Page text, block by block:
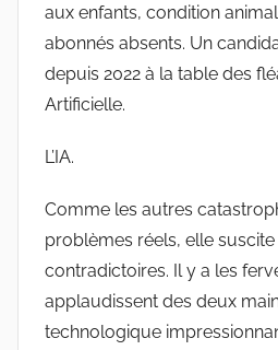
aux enfants, condition
abonnés absents. Un
depuis 2022 à la table des
Artificielle.
L’IA.
Comme les autres
problèmes réels, elle
contradictoires. Il y a les
applaudissent des deux
technologique